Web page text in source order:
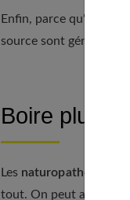
Enfin, parce qu'elles
source sont
Boire
Les naturopathes
tout. On peut appliquer